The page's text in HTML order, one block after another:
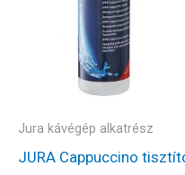
Jura kávégép alkatrész
JURA Cappuccino